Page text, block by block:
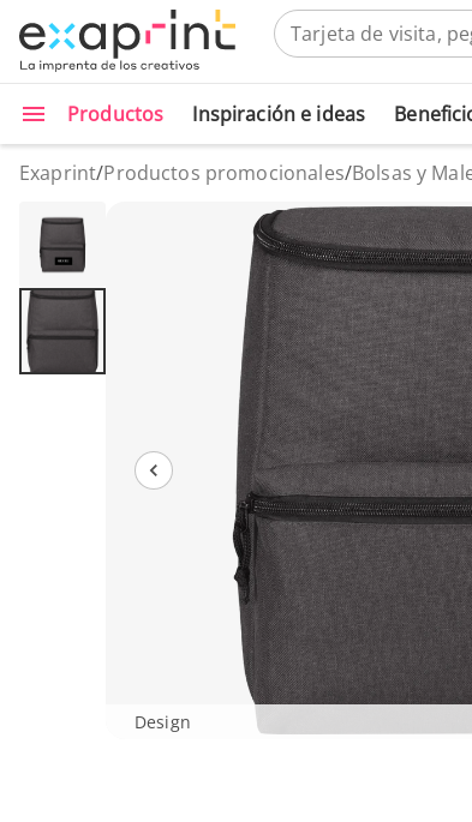
Productos Inspiración e ideas
Exaprint/Productos promocionales/Bolsas y
Design